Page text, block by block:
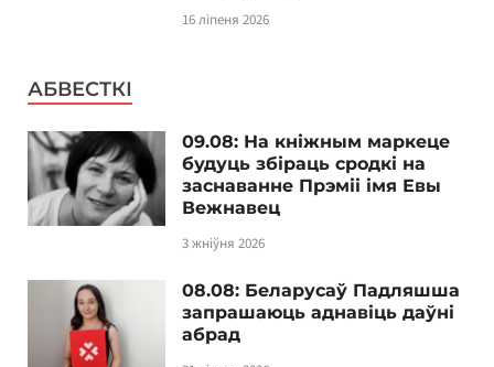
16 ліпеня 2026
АБВЕСТКІ
09.08: На кніжным маркеце
будуць збіраць сродкі на
заснаванне Прэміі імя Евы
Вежнавец
3 жніўня 2026
08.08: Беларусаў Падляшша
запрашаюць аднавіць даўні
абрад